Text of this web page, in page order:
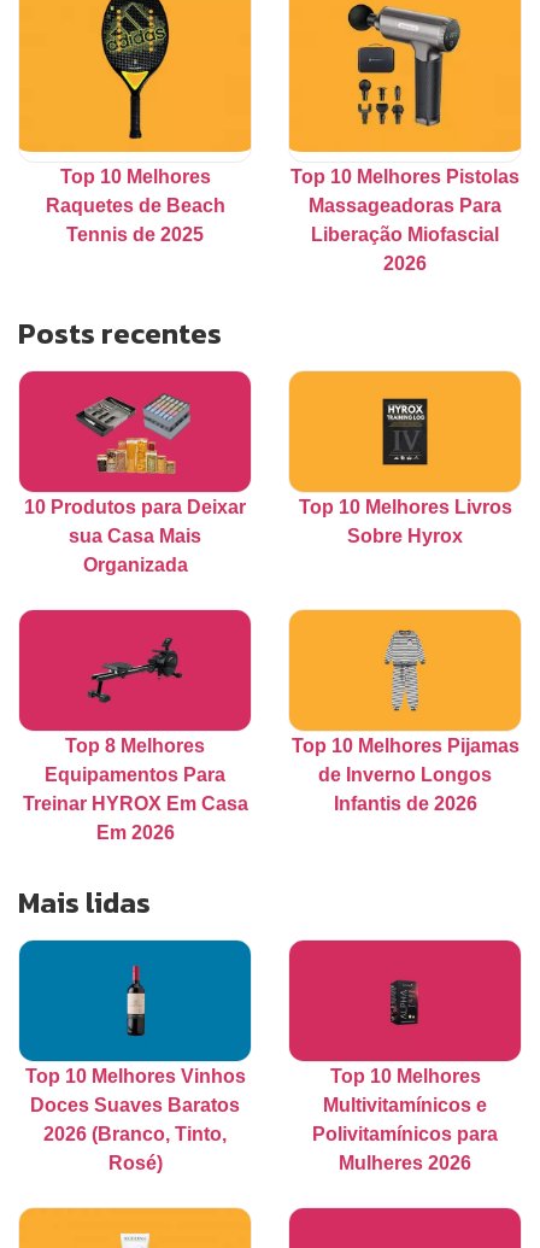
Top 10 Melhores
Raquetes de Beach
Tennis de 2025
Top 10 Melhores Pistolas
Massageadoras Para
Liberação Miofascial
2026
Posts recentes
10 Produtos para Deixar
sua Casa Mais
Organizada
Top 10 Melhores Livros
Sobre Hyrox
Top 8 Melhores
Equipamentos Para
Treinar HYROX Em Casa
Em 2026
Top 10 Melhores Pijamas
de Inverno Longos
Infantis de 2026
Mais lidas
Top 10 Melhores Vinhos
Doces Suaves Baratos
2026 (Branco, Tinto,
Rosé)
Top 10 Melhores
Multivitamínicos e
Polivitamínicos para
Mulheres 2026